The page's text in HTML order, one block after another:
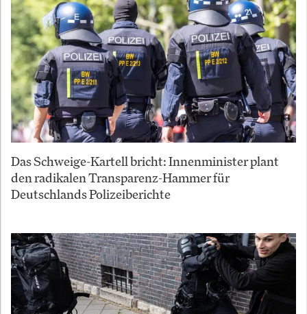
Das Schweige-Kartell bricht: Innenminister plant
den radikalen Transparenz-Hammer für
Deutschlands Polizeiberichte